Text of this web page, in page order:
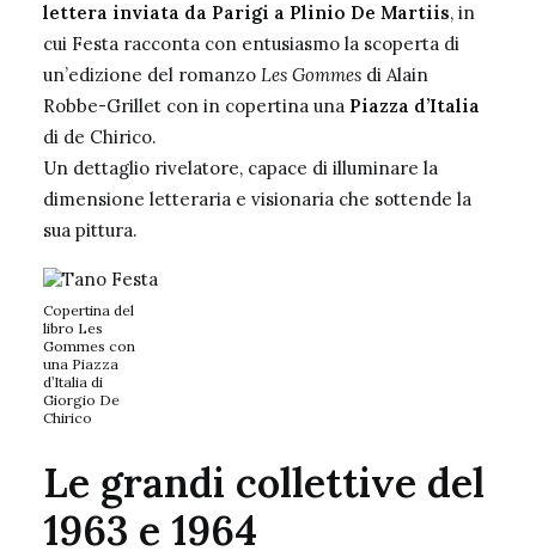
lettera inviata da Parigi a Plinio De Martiis, in
cui Festa racconta con entusiasmo la scoperta di
un’edizione del romanzo Les Gommes di Alain
Robbe-Grillet con in copertina una Piazza d’Italia
di de Chirico.
Un dettaglio rivelatore, capace di illuminare la
dimensione letteraria e visionaria che sottende la
sua pittura.
Copertina del
libro Les
Gommes con
una Piazza
d’Italia di
Giorgio De
Chirico
Le grandi collettive del
1963 e 1964